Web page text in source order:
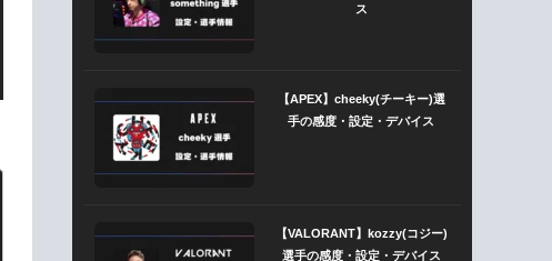
ス
【APEX】cheeky(チーキー)選
手の感度・設定・デバイス
【VALORANT】kozzy(コジー)
選手の感度・設定・デバイス